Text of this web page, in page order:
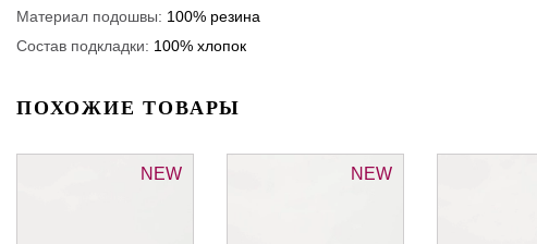
Материал подошвы: 100% резина
Состав подкладки: 100% хлопок
ПОХОЖИЕ ТОВАРЫ
NEW NEW